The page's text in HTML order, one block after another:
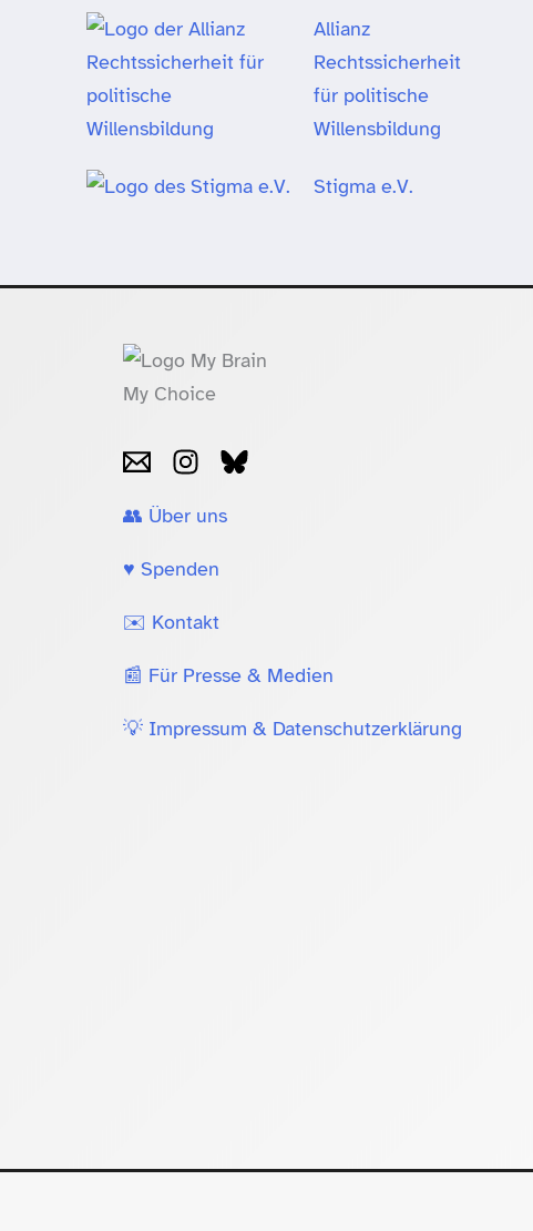
Allianz
Rechtssicherheit
für politische
Willensbildung
Stigma e.V.
👥 Über uns
♥️ Spenden
✉️ Kontakt
📰 Für Presse & Medien
💡 Impressum & Datenschutzerklärung